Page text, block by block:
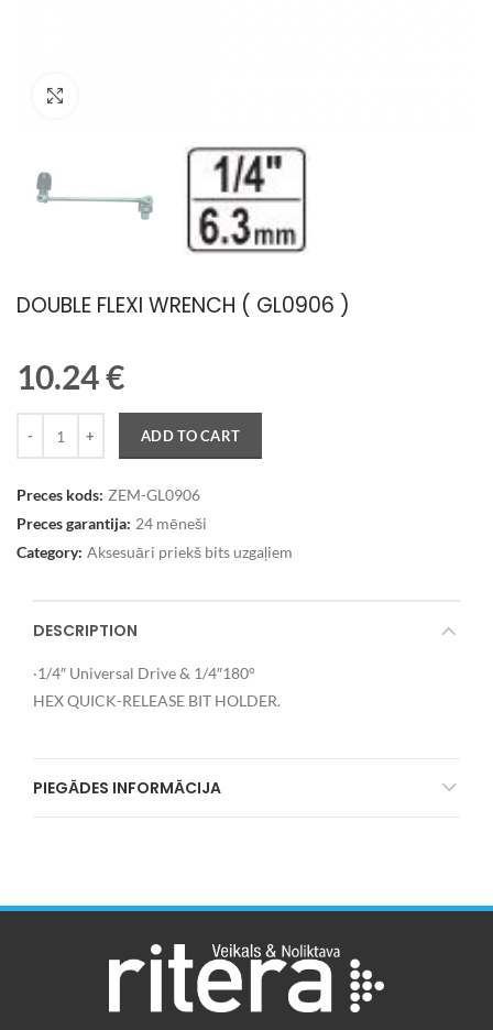
DOUBLE FLEXI WRENCH ( GL0906 )
10.24€
ADD TO CART
Preces kods: ZEM-GL0906
Preces garantija: 24 mēneši
Category: Aksesuāri priekš bits uzgaļiem
DESCRIPTION
‧1/4″ Universal Drive & 1/4″180°
HEX QUICK-RELEASE BIT HOLDER.
PIEGĀDES INFORMĀCIJA